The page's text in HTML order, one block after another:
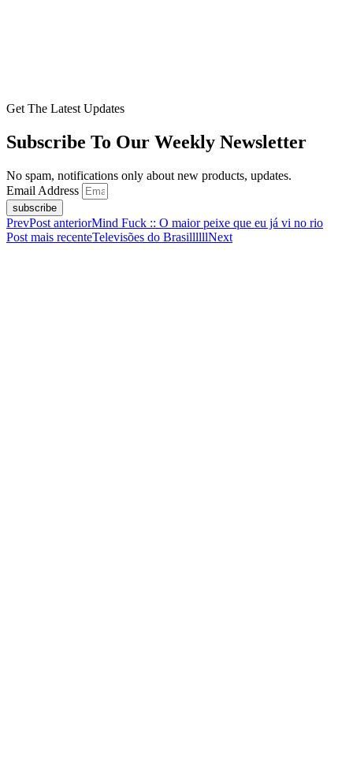
Get The Latest Updates
Subscribe To Our Weekly Newsletter
No spam, notifications only about new products, updates.
Email Address
subscribe
PrevPost anteriorMind Fuck :: O maior peixe que eu já vi no rio
Post mais recenteTelevisões do BrasillllllNext